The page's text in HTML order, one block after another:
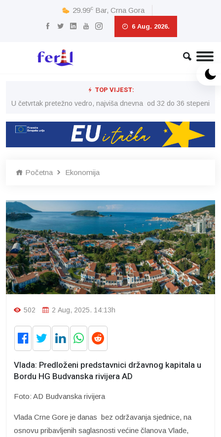
29.99c Bar, Crna Gora
6 Aug. 2026.
TOP VIJEST:
U četvrtak pretežno vedro, najviša dnevna od 32 do 36 stepeni
Početna Ekonomija
502 2 Aug, 2025. 14:13h
Vlada: Predloženi predstavnici državnog kapitala u
Bordu HG Budvanska rivijera AD
Foto: AD Budvanska rivijera
Vlada Crne Gore je danas bez održavanja sjednice, na
osnovu pribavljenih saglasnosti većine članova Vlade,